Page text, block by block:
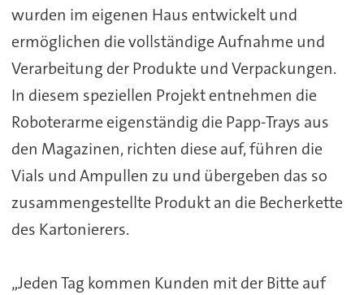
wurden im eigenen Haus entwickelt und
ermöglichen die vollständige Aufnahme und
Verarbeitung der Produkte und Verpackungen.
In diesem speziellen Projekt entnehmen die
Roboterarme eigenständig die Papp-Trays aus
den Magazinen, richten diese auf, führen die
Vials und Ampullen zu und übergeben das so
zusammengestellte Produkt an die Becherkette
des Kartonierers.
„Jeden Tag kommen Kunden mit der Bitte auf